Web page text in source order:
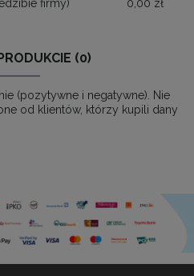
firmy) 0,00 zł
(0)
(pozytywne i negatywne). Nie
od klientów, którzy kupili dany